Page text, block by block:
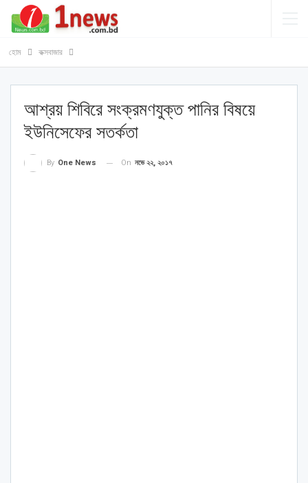
হোম কক্সবাজার
আশ্রয় শিবিরে সংক্রমণযুক্ত পানির বিষয়ে
ইউনিসেফের সতর্কতা
By One News On নভে ২২, ২০১৭